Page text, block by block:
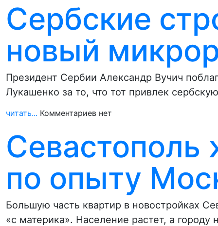
Сербские
новый
Президент Сербии Александр Вучич
Лукашенко за то, что тот привлек
читать... Комментариев нет
Севастополь
по опыту
Большую часть квартир в новостройках
«с материка». Население растет, а